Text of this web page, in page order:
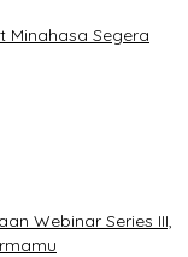
Minahasa Segera
Webinar Series III,